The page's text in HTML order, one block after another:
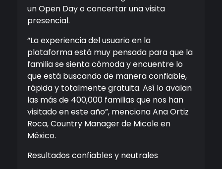
un Open Day o concertar una visita
presencial.
“La experiencia del usuario en la
plataforma está muy pensada para que la
familia se sienta cómoda y encuentre lo
que está buscando de manera confiable,
rápida y totalmente gratuita. Así lo avalan
las más de 400,000 familias que nos han
visitado en este año”, menciona Ana Ortiz
Roca, Country Manager de Micole en
México.
Resultados confiables y neutrales